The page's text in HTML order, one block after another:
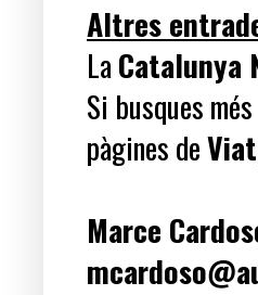
Altres
LaCatalunya
Si busques
pàgines de
Marce